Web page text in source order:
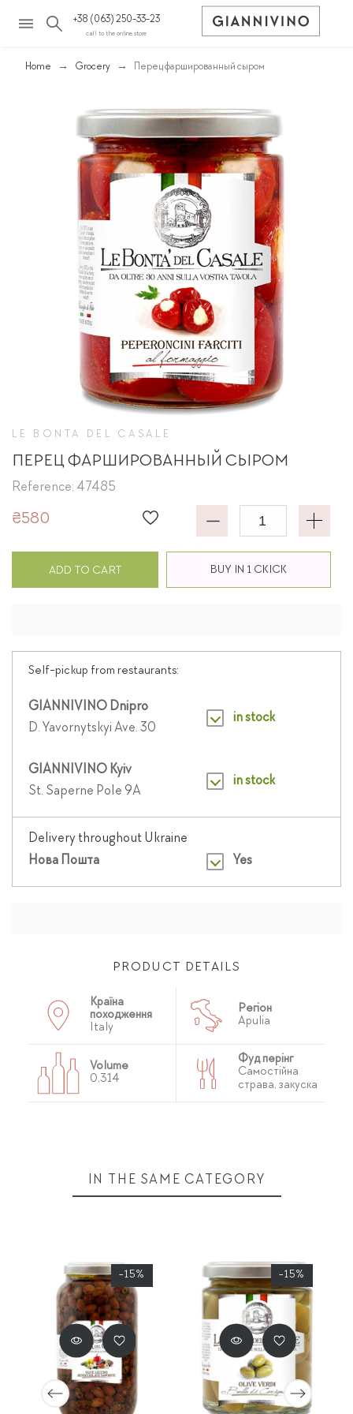
+38 (063) 250-33-23
call to the online store
Home Grocery Перец фаршированный сыром
LE BONTA DEL CASALE
ПЕРЕЦ ФАРШИРОВАННЫЙ СЫРОМ
Reference: 47485
₴580
ADD TO CART BUY IN 1 CKICK
Self-pickup from restaurants:
GIANNIVINO Dnipro
D. Yavornytskyi Ave. 30
in stock
GIANNIVINO Kyiv
St. Saperne Pole 9A
in stock
Delivery throughout Ukraine
Нова Пошта
Yes
PRODUCT DETAILS
Країна
походження
Italy
Регіон
Apulia
Volume
0,314
Фуд перінг
Cамостійна
страва, закуска
IN THE SAME CATEGORY
-15% -15%